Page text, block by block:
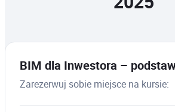
BIM dla Inwestora –
Zarezerwuj sobie miejsce na kursie: